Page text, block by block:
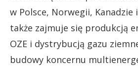
w Polsce, Norwegii, Kanadzie
także zajmuje się produkcją
OZE i dystrybucją gazu
budowy koncernu